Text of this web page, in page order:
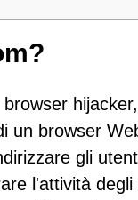
un browser
gli
l'attività